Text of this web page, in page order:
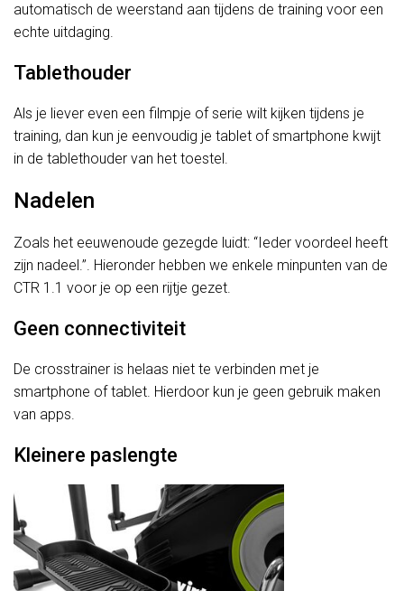
automatisch de weerstand aan tijdens de training voor een
echte uitdaging.
Tablethouder
Als je liever even een filmpje of serie wilt kijken tijdens je
training, dan kun je eenvoudig je tablet of smartphone kwijt
in de tablethouder van het toestel.
Nadelen
Zoals het eeuwenoude gezegde luidt: “Ieder voordeel heeft
zijn nadeel.”. Hieronder hebben we enkele minpunten van de
CTR 1.1 voor je op een rijtje gezet.
Geen connectiviteit
De crosstrainer is helaas niet te verbinden met je
smartphone of tablet. Hierdoor kun je geen gebruik maken
van apps.
Kleinere paslengte